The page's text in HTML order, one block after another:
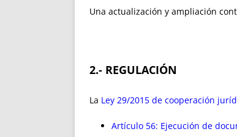
Una actualización y ampliación
2.- REGULACIÓN
La Ley 29/2015 de cooperación
Artículo 56: Ejecución de